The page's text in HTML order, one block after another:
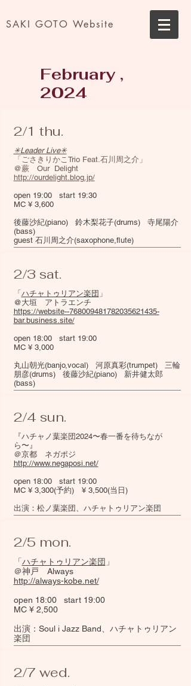
SAKI GOTO Website
February ,
2024
2/1 thu.
✳︎Leader Live✳︎
「ごさきりかこTrio Feat.石川周之介​」
@蕨 Our Delight
http://ourdelight.blog.jp/
open 19:00 start 19:30
MC ¥ 3,600
後藤沙紀(piano) 鈴木梨花子(drums) 寺尾陽介
(bass)
guest 石川周之介(saxophone,flute)
2/3 sat.
「 ハチャトゥリアン楽団 」
@大垣 アトラエンチ
https://website--768009481782035621435-
bar.business.site/
open 18:00 start 19:00
MC ¥ 3,000
丸山朝光(banjo,vocal) 河原真彩(trumpet) 三輪
朋彦(drums) 後藤沙紀(piano) 新井健太郎
(bass)
2/4 sun.
『ハチャノ葉楽団2024〜春一番を待ちなが
ら〜』
＠京都 ネガポジ
http://www.negaposi.net/
open 18:00 start 19:00
MC ¥ 3,300(予約) ¥ 3,500(当日)
出演：松ノ葉楽団、ハチャトゥリアン楽団
2/5 mon.
「ハチャトゥリアン楽団 」
＠神戸 Always
http://always-kobe.net/
open 18:00 start 19:00
MC ¥ 2,500
出演：Soul i Jazz Band、ハチャトゥリアン
楽団
2/7 wed.